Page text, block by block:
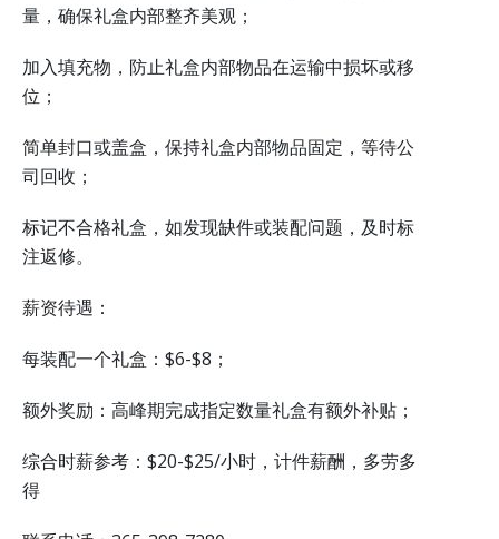
量，确保礼盒内部整齐美观；
加入填充物，防止礼盒内部物品在运输中损坏或移
位；
简单封口或盖盒，保持礼盒内部物品固定，等待公
司回收；
标记不合格礼盒，如发现缺件或装配问题，及时标
注返修。
薪资待遇：
每装配一个礼盒：$6-$8；
额外奖励：高峰期完成指定数量礼盒有额外补贴；
综合时薪参考：$20-$25/小时，计件薪酬，多劳多
得